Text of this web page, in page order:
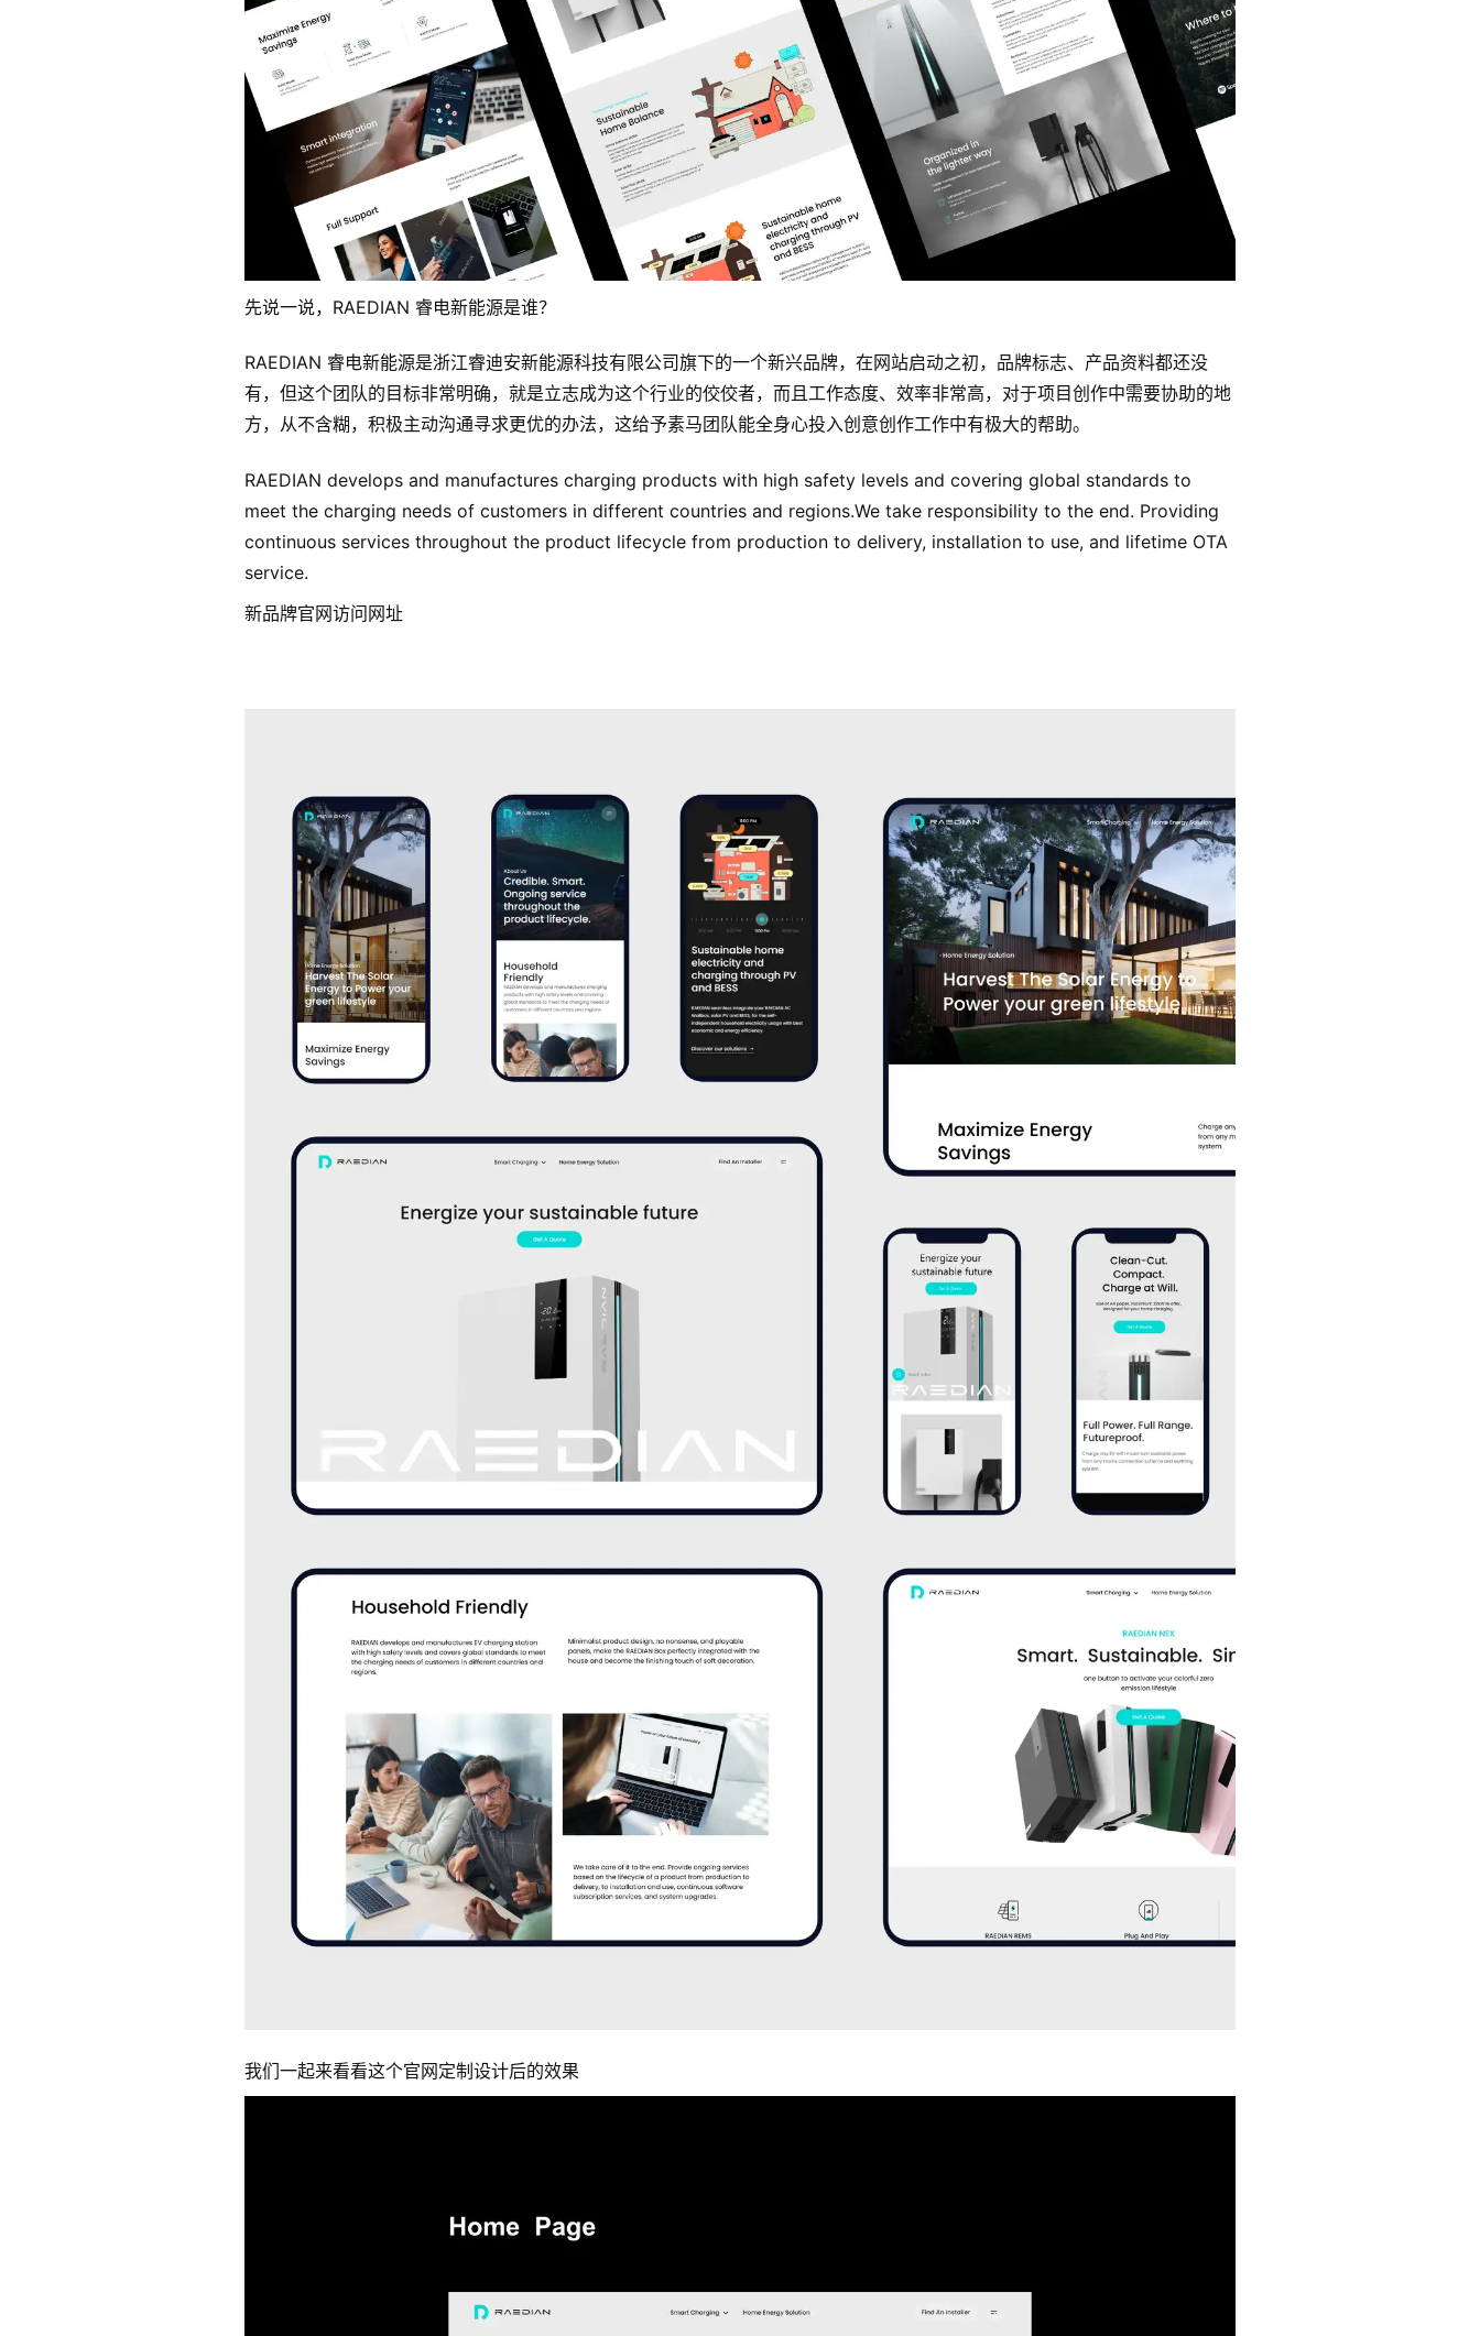
先说一说，RAEDIAN 睿电新能源是谁？
RAEDIAN 睿电新能源是浙江睿迪安新能源科技有限公司旗下的一个新兴品牌，在网站启动之初，品牌标志、产品资料都还没
有，但这个团队的目标非常明确，就是立志成为这个行业的佼佼者，而且工作态度、效率非常高，对于项目创作中需要协助的地
方，从不含糊，积极主动沟通寻求更优的办法，这给予素马团队能全身心投入创意创作工作中有极大的帮助。
RAEDIAN develops and manufactures charging products with high safety levels and covering global standards to
meet the charging needs of customers in different countries and regions.We take responsibility to the end. Providing
continuous services throughout the product lifecycle from production to delivery, installation to use, and lifetime OTA
service.
新品牌官网访问网址
我们一起来看看这个官网定制设计后的效果